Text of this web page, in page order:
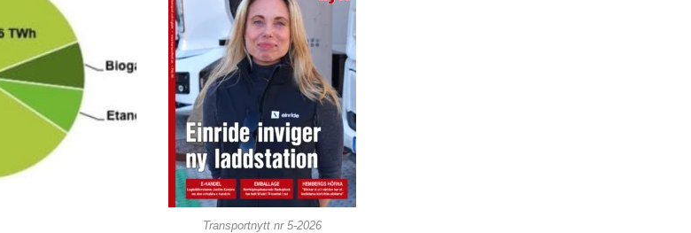
Transportnytt nr 5-2026